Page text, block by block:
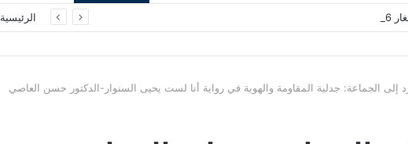
الرئيسية
إلى الجماعة: جدلية المقاومة والهوية في رواية أنا لست يحيى السنوار-الدكتور حسن العاصي